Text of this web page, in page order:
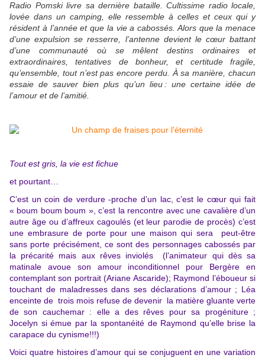
Radio Pomski livre sa dernière bataille. Cultissime radio locale,
lovée dans un camping, elle ressemble à celles et ceux qui y
résident à l’année et que la vie a cabossés. Alors que la menace
d’une expulsion se resserre, l’antenne devient le cœur battant
d’une communauté où se mêlent destins ordinaires et
extraordinaires, tentatives de bonheur, et certitude fragile,
qu’ensemble, tout n’est pas encore perdu. À sa manière, chacun
essaie de sauver bien plus qu’un lieu : une certaine idée de
l’amour et de l’amitié.
Tout est gris, la vie est fichue
et pourtant…
C’est un coin de verdure -proche d’un lac, c’est le cœur qui fait
« boum boum boum », c’est la rencontre avec une cavalière d’un
autre âge ou d’affreux cagoulés (et leur parodie de procès) c’est
une embrasure de porte pour une maison qui sera peut-être
sans porte précisément, ce sont des personnages cabossés par
la précarité mais aux rêves inviolés (l’animateur qui dès sa
matinale avoue son amour inconditionnel pour Bergère en
contemplant son portrait (Ariane Ascaride); Raymond l’éboueur si
touchant de maladresses dans ses déclarations d’amour ; Léa
enceinte de trois mois refuse de devenir la matière gluante verte
de son cauchemar : elle a des rêves pour sa progéniture ;
Jocelyn si émue par la spontanéité de Raymond qu’elle brise la
carapace du cynisme!!!)
Voici quatre histoires d’amour qui se conjuguent en une variation